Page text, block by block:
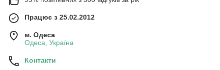
Працює з 25.02.2012
м. Одеса
Одеса, Україна
Контакти